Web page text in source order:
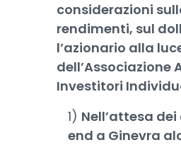
considerazioni
rendimenti, sul
l’azionario alla
dell’Associazione
Investitori
1) Nell’attesa
end a Ginevra